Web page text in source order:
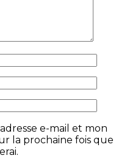
e-mail et mon
la prochaine fois que